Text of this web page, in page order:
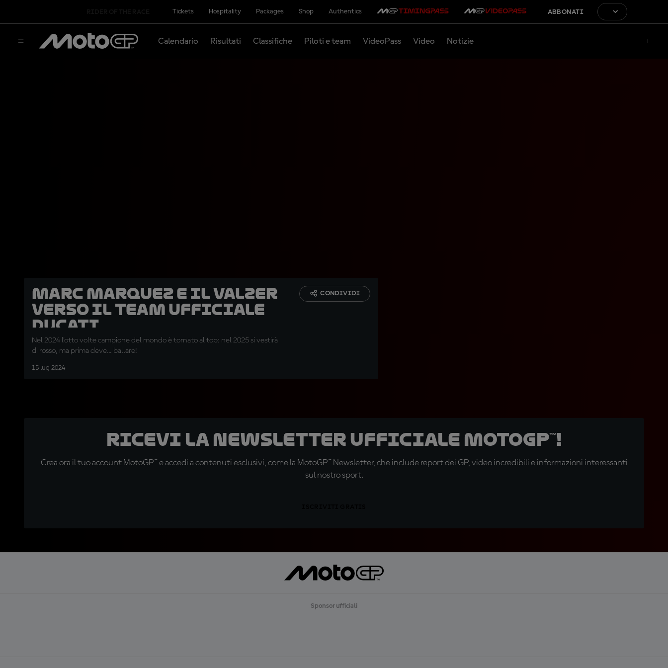
Tickets Hospitality Packages Shop Authentics ABBONATI
Calendario Risultati Classifiche Piloti e team VideoPass Video Notizie
Marc Marquez e il valzer
verso il team ufficiale
Ducati
Nel 2024 l'otto volte campione del mondo è tornato al top: nel 2025 si vestirà
di rosso, ma prima deve... ballare!
15 lug 2024
CONDIVIDI
Ricevi la newsletter ufficiale MotoGP™!
Crea ora il tuo account MotoGP™ e accedi a contenuti esclusivi, come la MotoGP™ Newsletter, che include report dei GP, video incredibili e informazioni interessanti
sul nostro sport.
Sponsor ufficiali